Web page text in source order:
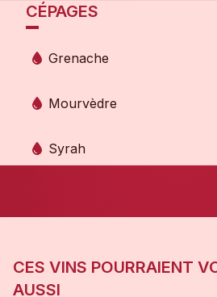
CÉPAGES
Grenache
Mourvèdre
Syrah
CES VINS POURRAIENT
AUSSI